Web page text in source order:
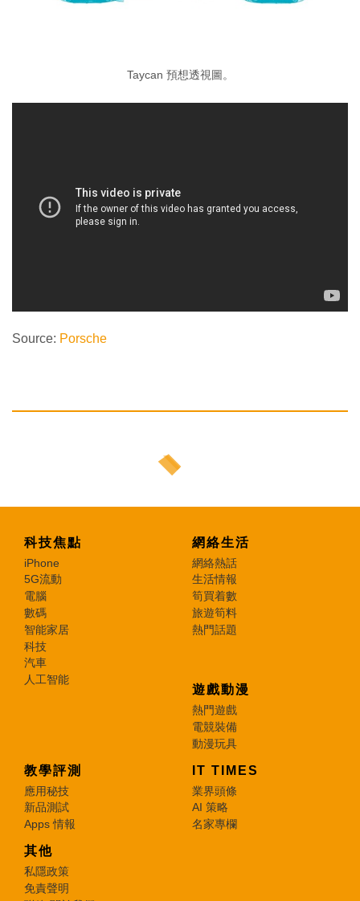
Taycan 預想透視圖。
Source: Porsche
科技焦點
iPhone
5G流動
電腦
數碼
智能家居
科技
汽車
人工智能
網絡生活
網絡熱話
生活情報
筍買着數
旅遊筍料
熱門話題
遊戲動漫
熱門遊戲
電競裝備
動漫玩具
教學評測
應用秘技
新品測試
Apps 情報
IT TIMES
業界頭條
AI 策略
名家專欄
其他
私隱政策
免責聲明